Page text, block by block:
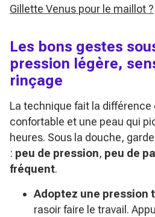
Gillette Venus pour le maillot ?
Les bons gestes
pression légère,
rinçage
La technique fait la différence
confortable et une peau qui
heures. Sous la douche,
: peu de pression, peu de
fréquent.
Adoptez une pression
rasoir faire le travail.